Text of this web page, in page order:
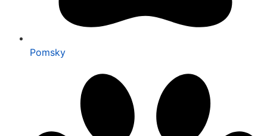
Pomsky